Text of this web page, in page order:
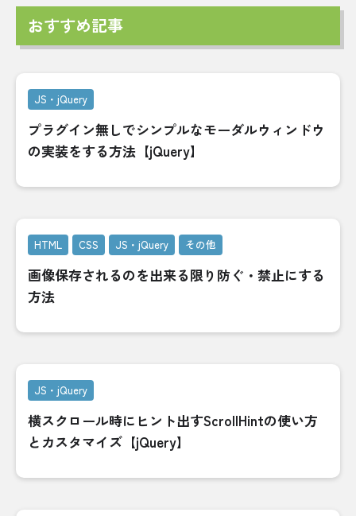
おすすめ記事
JS・jQuery
プラグイン無しでシンプルなモーダルウィンドウ
の実装をする方法【jQuery】
HTML CSS JS・jQuery その他
画像保存されるのを出来る限り防ぐ・禁止にする
方法
JS・jQuery
横スクロール時にヒント出すScrollHintの使い方
とカスタマイズ【jQuery】